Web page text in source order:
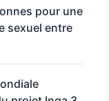
pour une
sexuel entre